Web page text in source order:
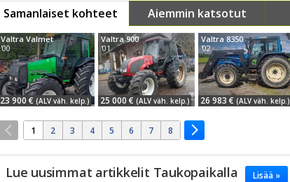
Samanlaiset kohteet Aiemmin katsotut
Valtra Valmet
'00
23 900 € (ALV väh. kelp.)
Valtra 900
'01
25 000 € (ALV väh. kelp.)
Valtra 8350
'02
26 983 € (ALV väh. kelp.)
1 2 3 4 5 6 7 8
Lue uusimmat artikkelit Taukopaikalla Lisää »